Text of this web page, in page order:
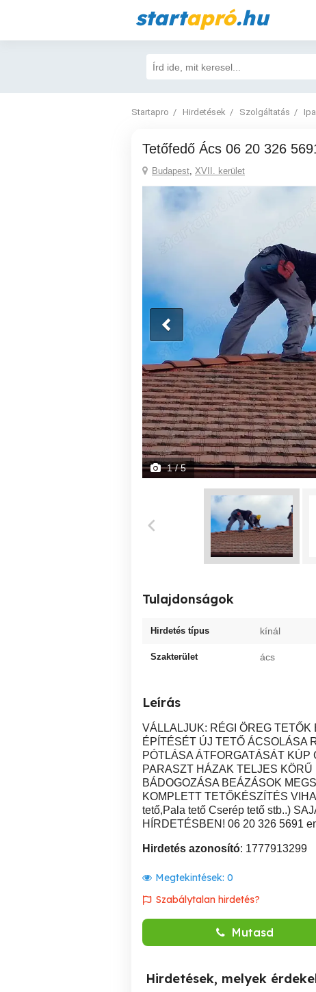
startapró.hu
Startapro Hirdetések Szolgáltatás
Tetőfedő Ács 06 20 326
Budapest, XVII. kerület
1/ 5
Tulajdonságok
Hirdetés típus kínál
Szakterület ács
Leírás
VÁLLALJUK: RÉGI ÖREG
ÉPÍTÉSÉT ÚJ TETŐ ÁCSOLÁSA
PÓTLÁSA ÁTFORGATÁSÁT
PARASZT HÁZAK TELJES
BÁDOGOZÁSA BEÁZÁSOK
KOMPLETT TETŐKÉSZÍTÉS
tető,Pala tető Cserép tető stb..)
HÍRDETÉSBEN! 06 20 326 5691
Hirdetés azonosító: 1777913299
Megtekintések: 0
Szabálytalan hirdetés?
Mutasd
Hirdetések, melyek